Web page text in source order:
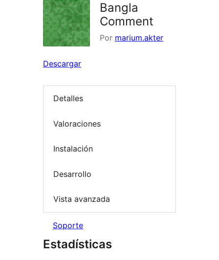
Bangla
Comment
Por marium.akter
Descargar
Detalles
Valoraciones
Instalación
Desarrollo
Vista avanzada
Soporte
Estadísticas